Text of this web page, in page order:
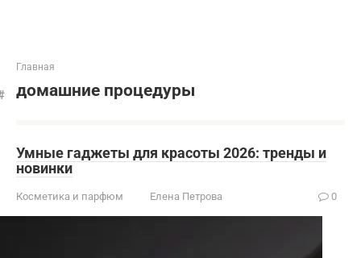
Главная
домашние процедуры
Умные гаджеты для красоты 2026: тренды и
новинки
Косметика и парфюм Елена Петрова 0